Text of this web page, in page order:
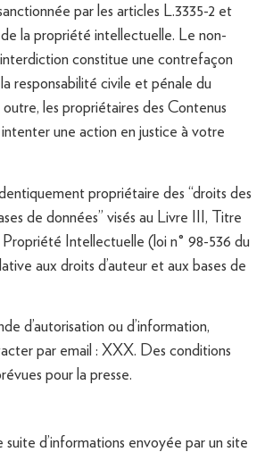
par les articles L.3335-2 et
la propriété intellectuelle. Le non-
constitue une contrefaçon
responsabilité civile et pénale du
les propriétaires des Contenus
une action en justice à votre
propriétaire des “droits des
de données” visés au Livre III, Titre
Propriété Intellectuelle (loi n° 98-536 du
aux droits d’auteur et aux bases de
d’autorisation ou d’information,
par email : XXX. Des conditions
pour la presse.
d’informations envoyée par un site